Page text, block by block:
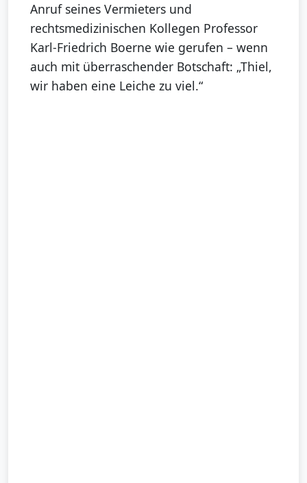
Anruf seines Vermieters und
rechtsmedizinischen Kollegen Professor
Karl-Friedrich Boerne wie gerufen – wenn
auch mit überraschender Botschaft: „Thiel,
wir haben eine Leiche zu viel.“